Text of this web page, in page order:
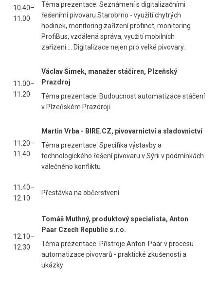
10.40–
11.00
Téma prezentace: Seznámení s digitalizačními
řešeními pivovaru Starobrno - využití chytrých
hodinek, monitoring zařízení profinet, monitoring
ProfiBus, vzdálená správa, využití mobilních
zařízení…. Digitalizace nejen pro velké pivovary.
11.00–
11.20
Václav Šimek, manažer stáčíren, Plzeňský
Prazdroj
Téma prezentace: Budoucnost automatizace stáčení
v Plzeňském Prazdroji
11.20–
11.40
Martin Vrba - BIRE.CZ, pivovarnictví a sladovnictví
Téma prezentace: Specifika výstavby a
technologického řešení pivovaru v Sýrii v podmínkách
válečného konfliktu
11.40–
12.10
Přestávka na občerstvení
12.10–
12.30
Tomáš Muthný, produktový specialista, Anton
Paar Czech Republic s.r.o.
Téma prezentace: Přístroje Anton-Paar v procesu
automatizace pivovarů - praktické zkušenosti a
ukázky